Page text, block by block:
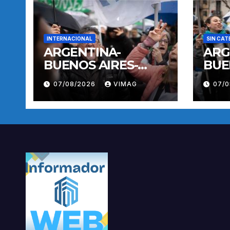
INTERNACIONAL
ARGENTINA-
BUENOS AIRES-
MANIFESTACION
07/08/2026 VIMAG
SIN
07/